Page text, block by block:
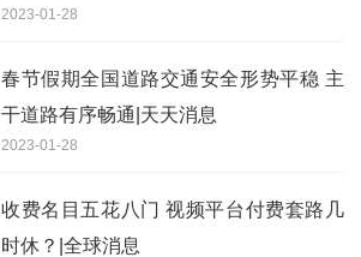
2023-01-28
春节假期全国道路交通安全形势平稳 主
干道路有序畅通|天天消息
2023-01-28
收费名目五花八门 视频平台付费套路几
时休？|全球消息